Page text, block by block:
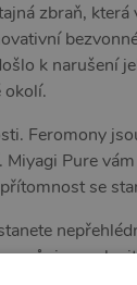
zbraň,
k narušení
okolí.
Feromony
Pure
se
vůni